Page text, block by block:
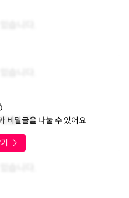
습니다.
비밀글을 나눌 수 있어요